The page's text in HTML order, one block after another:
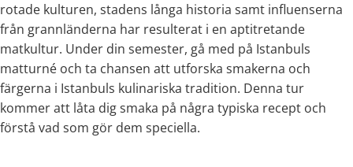
rotade kulturen, stadens långa historia samt influenserna
från grannländerna har resulterat i en aptitretande
matkultur. Under din semester, gå med på Istanbuls
matturné och ta chansen att utforska smakerna och
färgerna i Istanbuls kulinariska tradition. Denna tur
kommer att låta dig smaka på några typiska recept och
förstå vad som gör dem speciella.